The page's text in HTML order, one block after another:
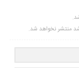
منتشر نخواهد شد.